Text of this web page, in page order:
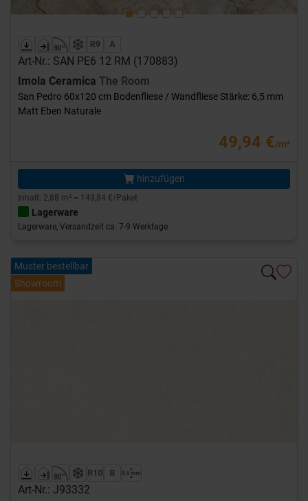
Art-Nr.: SAN PE6 12 RM (170883)
Imola Ceramica The Room
San Pedro 60x120 cm Bodenfliese / Wandfliese Stärke: 6,5 mm
Matt Eben Naturale
49,94 €/m²
hinzufügen
Inhalt: 2,88 m² = 143,84 €/Paket
Lagerware
Lagerware, Versandzeit ca. 7-9 Werktage
Muster bestellbar
Showroom
Art-Nr.: J93332